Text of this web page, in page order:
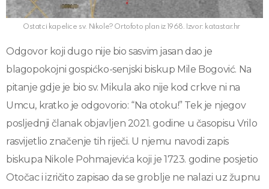
Ostatci kapelice sv. Nikole? Ortofoto plan iz 1968. Izvor: katastar.hr
Odgovor koji dugo nije bio sasvim jasan dao je
blagopokojni gospićko-senjski biskup Mile Bogović. Na
pitanje gdje je bio sv. Mikula ako nije kod crkve ni na
Umcu, kratko je odgovorio: “Na otoku!” Tek je njegov
posljednji članak objavljen 2021. godine u časopisu Vrilo
rasvijetlio značenje tih riječi. U njemu navodi zapis
biskupa Nikole Pohmajevića koji je 1723. godine posjetio
Otočac i izričito zapisao da se groblje ne nalazi uz župnu